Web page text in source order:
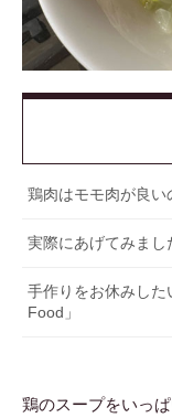
鶏肉はモモ肉が良い
実際にあげてみまし
手作りをお休みし
Food」
鶏のスープをいっ